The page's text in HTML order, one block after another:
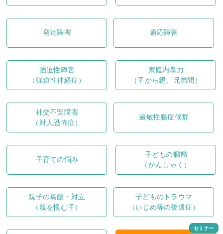
発達障害 適応障害
強迫性障害
（強迫性神経症）
家庭内暴力
（子から親、兄弟間）
社交不安障害
（対人恐怖症）
過敏性腸症候群
子育ての悩み
子どもの癇癪
（かんしゃく）
親子の葛藤・対立
（親を恨む子）
子どものトラウマ
（いじめ等の後遺症）